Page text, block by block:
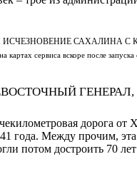
ИСЧЕЗНОВЕНИЕ САХАЛИНА С
картах сервиса вскоре после
дорога от
года. Между прочим,
потом достроить 70 лет